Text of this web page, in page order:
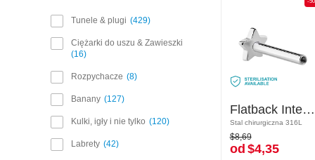
Tunele & plugi 429
Ciężarki do uszu & Zawieszki
16
Rozpychacze 8
Banany 127
Kulki, igły i nie tylko 120
Labrety 42
Flatback Internally Threaded Labret Pin (surgical steel, silver, shiny finish)
Stal chirurgiczna 316L
$8,69
od$4,35
Flatback Internally Threaded Labret Pin (surgical steel, silver, shiny finish)
Stal chirurgiczna 316L
$8,69
od $4,35